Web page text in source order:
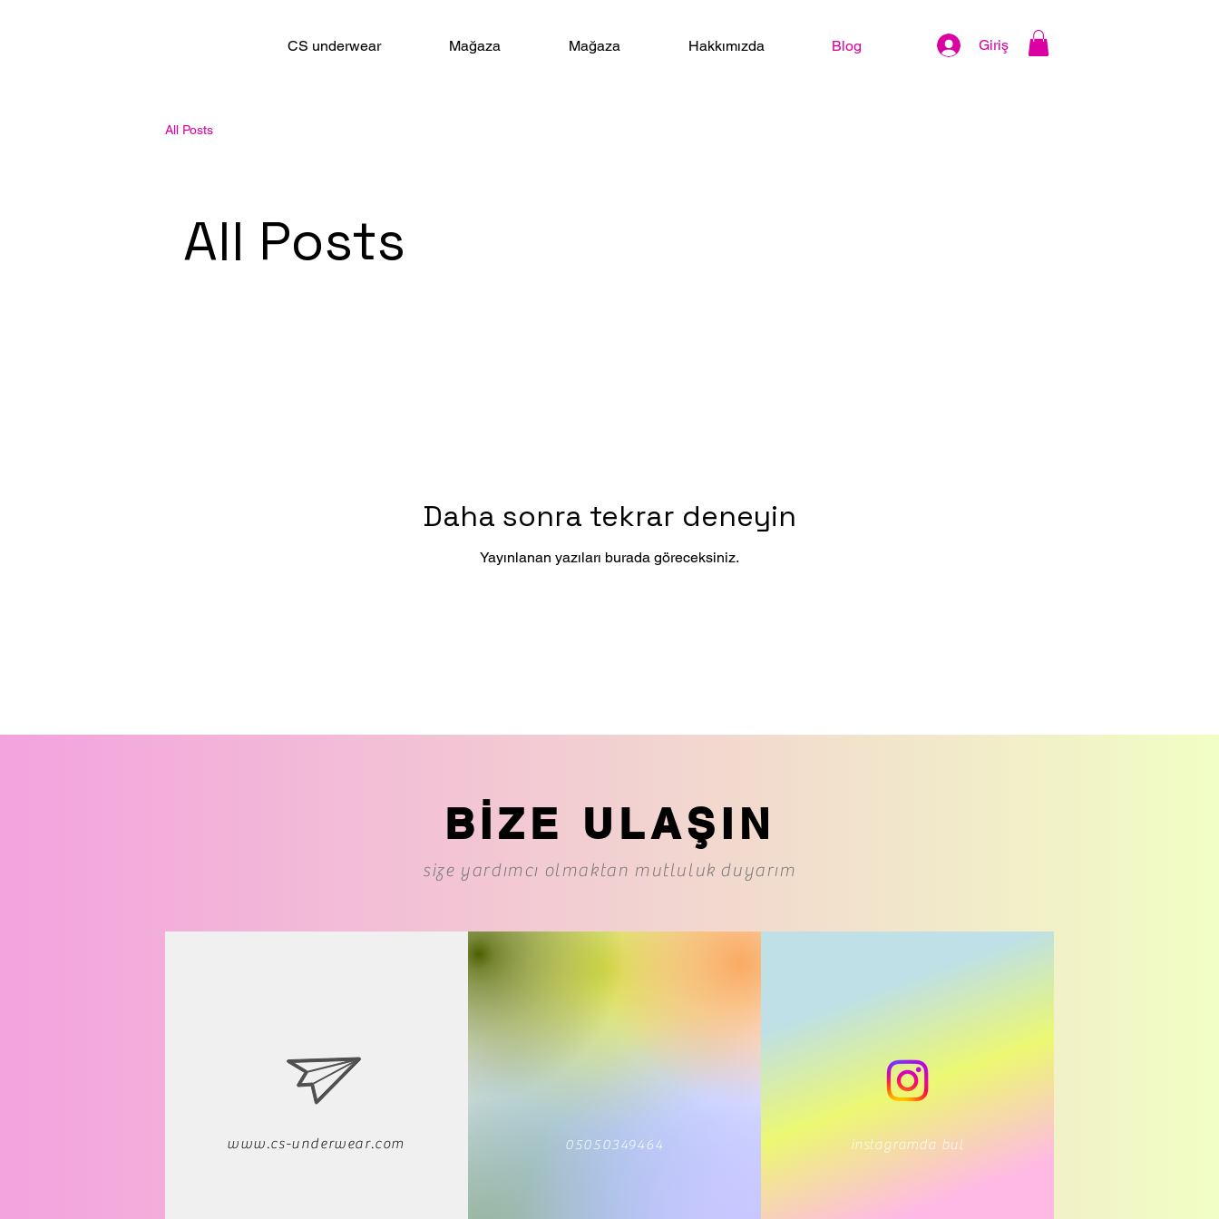
CS underwear Mağaza Mağaza Hakkımızda Blog Giriş
All Posts
All Posts
Daha sonra tekrar deneyin
Yayınlanan yazıları burada göreceksiniz.
BİZE ULAŞIN
size yardımcı olmaktan mutluluk duyarım
www.cs-underwear.com 05050349464 instagramda bul